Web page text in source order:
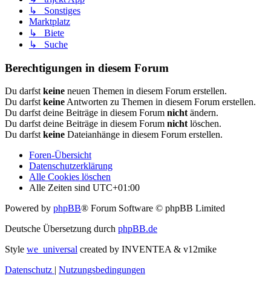
↳ Sonstiges
Marktplatz
↳ Biete
↳ Suche
Berechtigungen in diesem Forum
Du darfst keine neuen Themen in diesem Forum erstellen.
Du darfst keine Antworten zu Themen in diesem Forum erstellen.
Du darfst deine Beiträge in diesem Forum nicht ändern.
Du darfst deine Beiträge in diesem Forum nicht löschen.
Du darfst keine Dateianhänge in diesem Forum erstellen.
Foren-Übersicht
Datenschutzerklärung
Alle Cookies löschen
Alle Zeiten sind UTC+01:00
Powered by phpBB® Forum Software © phpBB Limited
Deutsche Übersetzung durch phpBB.de
Style we_universal created by INVENTEA & v12mike
Datenschutz | Nutzungsbedingungen